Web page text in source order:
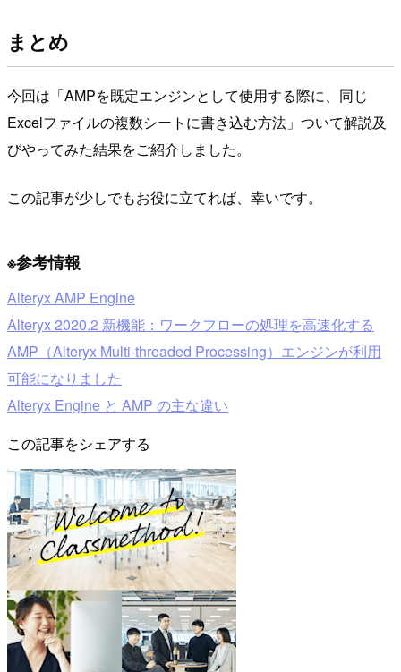
まとめ
今回は「AMPを既定エンジンとして使用する際に、同じ
Excelファイルの複数シートに書き込む方法」ついて解説及
びやってみた結果をご紹介しました。
この記事が少しでもお役に立てれば、幸いです。
※参考情報
Alteryx AMP Engine
Alteryx 2020.2 新機能：ワークフローの処理を高速化する
AMP（Alteryx Multi-threaded Processing）エンジンが利用
可能になりました
Alteryx Engine と AMP の主な違い
この記事をシェアする